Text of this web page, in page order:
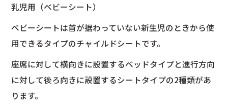
乳児用（ベビーシート）
ベビーシートは首が据わっていない新生児のときから使
用できるタイプのチャイルドシートです。
座席に対して横向きに設置するベッドタイプと進行方向
に対して後ろ向きに設置するシートタイプの2種類があ
ります。